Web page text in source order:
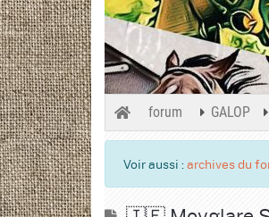
forum GALOP
Voir aussi :archives du